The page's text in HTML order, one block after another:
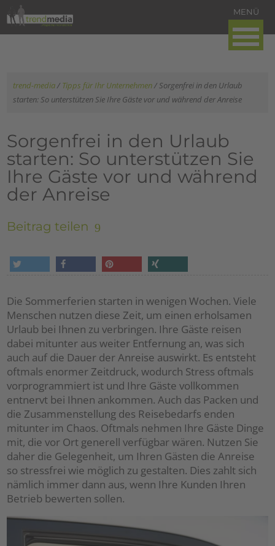
trend-media/ Tipps für Ihr Unternehmen/Sorgenfrei in den Urlaub
starten: So unterstützen Sie Ihre Gäste vor und während der Anreise
Sorgenfrei in den Urlaub
starten: So unterstützen Sie
Ihre Gäste vor und während
der Anreise
Beitrag teilen
Die Sommerferien starten in wenigen Wochen. Viele
Menschen nutzen diese Zeit, um einen erholsamen
Urlaub bei Ihnen zu verbringen. Ihre Gäste reisen
dabei mitunter aus weiter Entfernung an, was sich
auch auf die Dauer der Anreise auswirkt. Es entsteht
oftmals enormer Zeitdruck, wodurch Stress oftmals
vorprogrammiert ist und Ihre Gäste vollkommen
entnervt bei Ihnen ankommen. Auch das Packen und
die Zusammenstellung des Reisebedarfs enden
mitunter im Chaos. Oftmals nehmen Ihre Gäste Dinge
mit, die vor Ort generell verfügbar wären. Nutzen Sie
daher die Gelegenheit, um Ihren Gästen die Anreise
so stressfrei wie möglich zu gestalten. Dies zahlt sich
nämlich immer dann aus, wenn Ihre Kunden Ihren
Betrieb bewerten sollen.